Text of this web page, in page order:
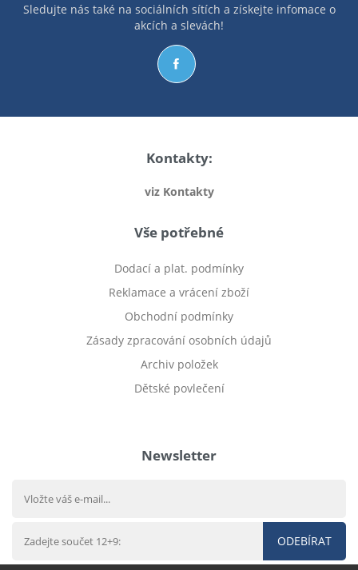
Sledujte nás také na sociálních sítích a získejte infomace o
akcích a slevách!
Kontakty:
viz Kontakty
Vše potřebné
Dodací a plat. podmínky
Reklamace a vrácení zboží
Obchodní podmínky
Zásady zpracování osobních údajů
Archiv položek
Dětské povlečení
Newsletter
ODEBÍRAT